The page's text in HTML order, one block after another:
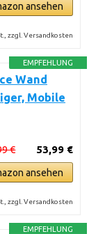
ansehen
zzgl. Versandkosten
EMPFEHLUNG
Wand
Mobile
53,99 €
€
ansehen
zzgl. Versandkosten
EMPFEHLUNG